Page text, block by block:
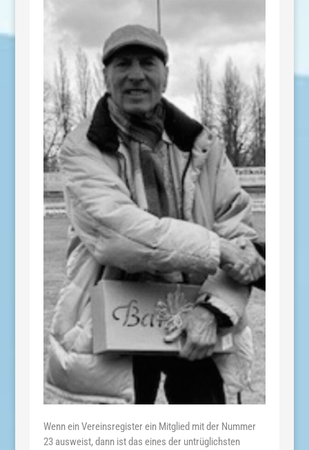
Wenn ein Vereinsregister ein Mitglied mit der Nummer
23 ausweist, dann ist das eines der untrüglichsten